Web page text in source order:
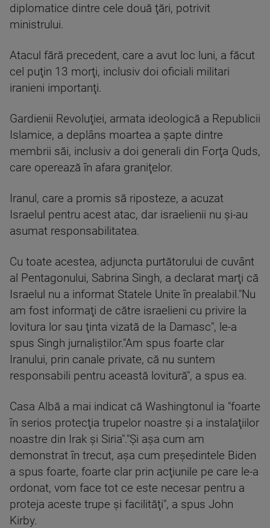
diplomatice dintre cele două ţări, potrivit
ministrului.
Atacul fără precedent, care a avut loc luni, a făcut
cel puţin 13 morţi, inclusiv doi oficiali militari
iranieni importanţi.
Gardienii Revoluţiei, armata ideologică a Republicii
Islamice, a deplâns moartea a şapte dintre
membrii săi, inclusiv a doi generali din Forţa Quds,
care operează în afara graniţelor.
Iranul, care a promis să riposteze, a acuzat
Israelul pentru acest atac, dar israelienii nu şi-au
asumat responsabilitatea.
Cu toate acestea, adjuncta purtătorului de cuvânt
al Pentagonului, Sabrina Singh, a declarat marţi că
Israelul nu a informat Statele Unite în prealabil."Nu
am fost informaţi de către israelieni cu privire la
lovitura lor sau ţinta vizată de la Damasc", le-a
spus Singh jurnaliştilor."Am spus foarte clar
Iranului, prin canale private, că nu suntem
responsabili pentru această lovitură", a spus ea.
Casa Albă a mai indicat că Washingtonul ia "foarte
în serios protecţia trupelor noastre şi a instalaţiilor
noastre din Irak şi Siria"."Şi aşa cum am
demonstrat în trecut, aşa cum preşedintele Biden
a spus foarte, foarte clar prin acţiunile pe care le-a
ordonat, vom face tot ce este necesar pentru a
proteja aceste trupe şi facilităţi", a spus John
Kirby.